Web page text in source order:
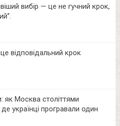
вибір — це не гучний крок,
відповідальний крок
як Москва століттями
українці програвали один